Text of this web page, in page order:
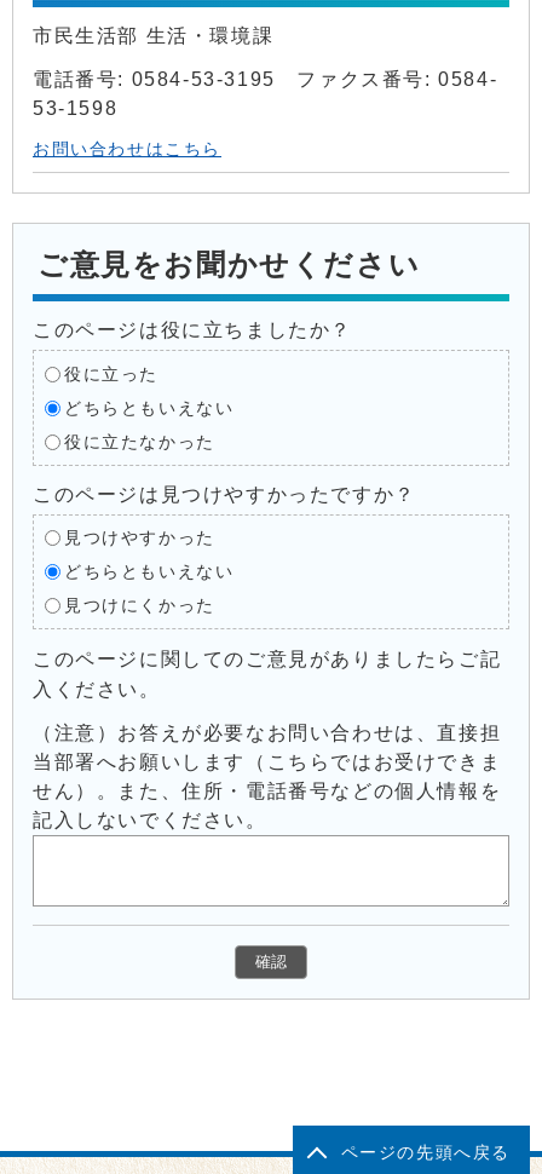
市民生活部 生活・環境課
電話番号: 0584-53-3195 ファクス番号: 0584-
53-1598
お問い合わせはこちら
ご意見をお聞かせください
このページは役に立ちましたか？
役に立った
どちらともいえない
役に立たなかった
このページは見つけやすかったですか？
見つけやすかった
どちらともいえない
見つけにくかった
このページに関してのご意見がありましたらご記
入ください。
（注意）お答えが必要なお問い合わせは、直接担
当部署へお願いします（こちらではお受けできま
せん）。また、住所・電話番号などの個人情報を
記入しないでください。
ページの先頭へ戻る